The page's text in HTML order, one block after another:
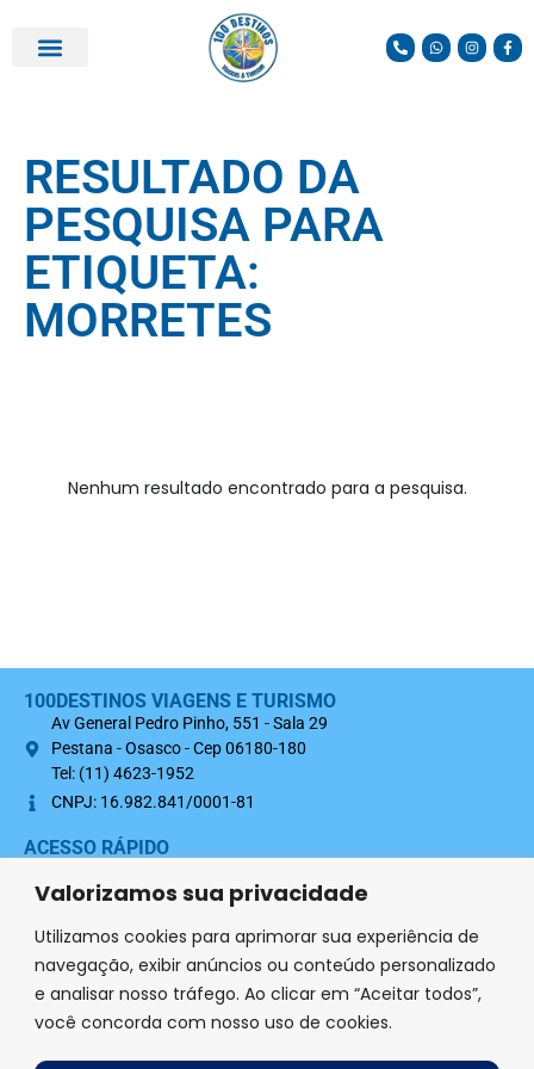
Valorizamos sua privacidade
Utilizamos cookies para aprimorar sua experiência de
navegação, exibir anúncios ou conteúdo personalizado
e analisar nosso tráfego. Ao clicar em “Aceitar todos”,
você concorda com nosso uso de cookies.
RESULTADO DA
PESQUISA PARA
ETIQUETA:
MORRETES
Nenhum resultado encontrado para a pesquisa.
100DESTINOS VIAGENS E TURISMO
Av General Pedro Pinho, 551 - Sala 29
Pestana - Osasco - Cep 06180-180
Tel: (11) 4623-1952
CNPJ: 16.982.841/0001-81
ACESSO RÁPIDO
SIGA-NOS NAS REDES SOCIAIS